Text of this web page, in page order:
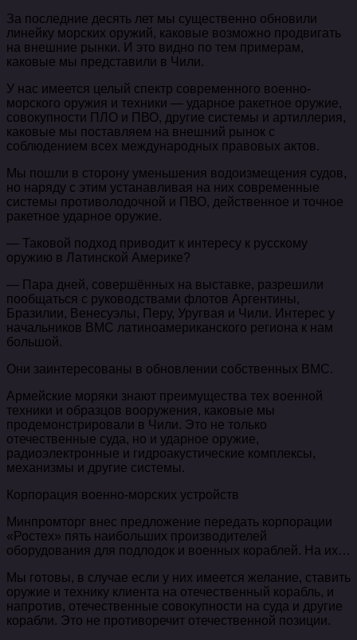
За последние десять лет мы существенно обновили
линейку морских оружий, каковые возможно продвигать
на внешние рынки. И это видно по тем примерам,
каковые мы представили в Чили.
У нас имеется целый спектр современного военно-
морского оружия и техники — ударное ракетное оружие,
совокупности ПЛО и ПВО, другие системы и артиллерия,
каковые мы поставляем на внешний рынок с
соблюдением всех международных правовых актов.
Мы пошли в сторону уменьшения водоизмещения судов,
но наряду с этим устанавливая на них современные
системы противолодочной и ПВО, действенное и точное
ракетное ударное оружие.
— Таковой подход приводит к интересу к русскому
оружию в Латинской Америке?
— Пара дней, совершённых на выставке, разрешили
пообщаться с руководствами флотов Аргентины,
Бразилии, Венесуэлы, Перу, Уругвая и Чили. Интерес у
начальников ВМС латиноамериканского региона к нам
большой.
Они заинтересованы в обновлении собственных ВМС.
Армейские моряки знают преимущества тех военной
техники и образцов вооружения, каковые мы
продемонстрировали в Чили. Это не только
отечественные суда, но и ударное оружие,
радиоэлектронные и гидроакустические комплексы,
механизмы и другие системы.
Корпорация военно-морских устройств
Минпромторг внес предложение передать корпорации
«Ростех» пять наибольших производителей
оборудования для подлодок и военных кораблей. На их…
Мы готовы, в случае если у них имеется желание, ставить
оружие и технику клиента на отечественный корабль, и
напротив, отечественные совокупности на суда и другие
корабли. Это не противоречит отечественной позиции.